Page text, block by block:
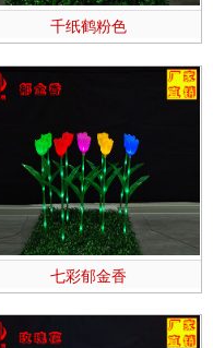
千纸鹤粉色
七彩郁金香